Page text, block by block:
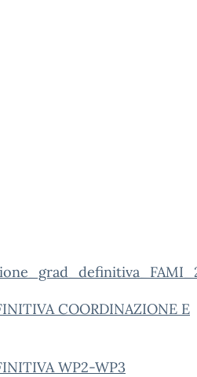
COORDINAZIONE E
WP2-WP3